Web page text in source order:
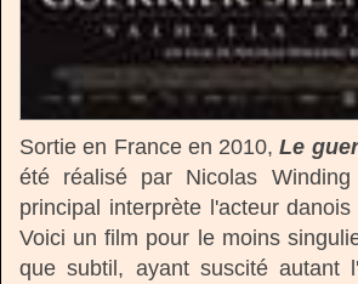
Sortie en France en 2010,Le
été réalisé par Nicolas
principal interprète l'acteur
Voici un film pour le moins
que subtil, ayant suscité autant